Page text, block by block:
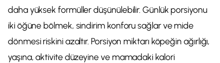
daha yüksek formüller düşünülebilir. Günlük porsiyonu
iki öğüne bölmek, sindirim konforu sağlar ve mide
dönmesi riskini azaltır. Porsiyon miktarı köpeğin ağırlığı,
yaşına, aktivite düzeyine ve mamadaki kalori